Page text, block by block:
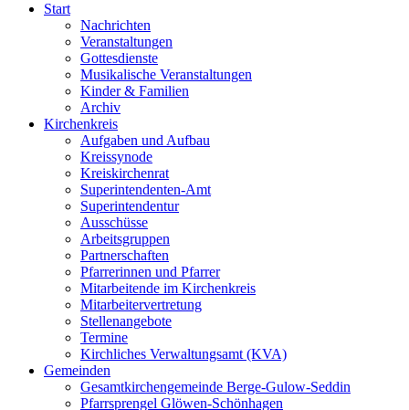
Start
Nachrichten
Veranstaltungen
Gottesdienste
Musikalische Veranstaltungen
Kinder & Familien
Archiv
Kirchenkreis
Aufgaben und Aufbau
Kreissynode
Kreiskirchenrat
Superintendenten-Amt
Superintendentur
Ausschüsse
Arbeitsgruppen
Partnerschaften
Pfarrerinnen und Pfarrer
Mitarbeitende im Kirchenkreis
Mitarbeitervertretung
Stellenangebote
Termine
Kirchliches Verwaltungsamt (KVA)
Gemeinden
Gesamtkirchengemeinde Berge-Gulow-Seddin
Pfarrsprengel Glöwen-Schönhagen